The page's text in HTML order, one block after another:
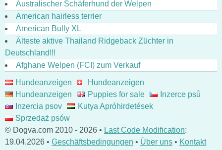
Australischer Schäferhund der Welpen
American hairless terrier
American Bully XL
Älteste aktive Thailand Ridgeback Züchter in
Deutschland!!!
Afghane Welpen (FCI) zum Verkauf
Hundeanzeigen
Hundeanzeigen
Hundeanzeigen
Puppies for sale
Inzerce psů
Inzercia psov
Kutya Apróhirdetések
Sprzedaż psów
© Dogva.com 2010 - 2026 • Last Code Modification:
19.04.2026 • Geschäftsbedingungen • Über uns • Kontakt